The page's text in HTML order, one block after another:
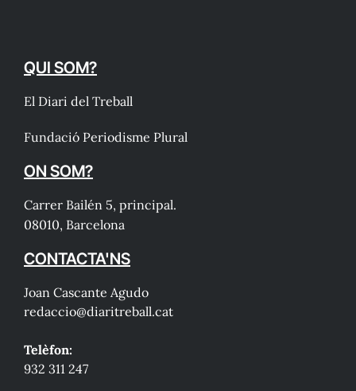
QUI SOM?
El Diari del Treball
Fundació Periodisme Plural
ON SOM?
Carrer Bailén 5, principal.
08010, Barcelona
CONTACTA'NS
Joan Cascante Agudo
redaccio@diaritreball.cat
Telèfon:
932 311 247